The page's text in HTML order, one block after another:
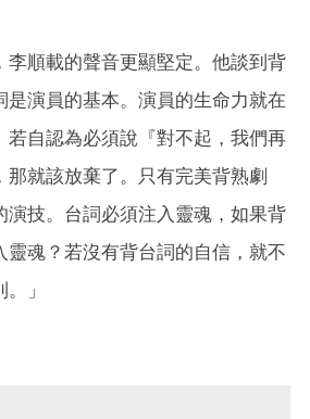
李順載的聲音更顯堅定。他談到背
是演員的基本。演員的生命力就在
若自認為必須說『對不起，我們再
那就該放棄了。只有完美背熟劇
演技。台詞必須注入靈魂，如果背
靈魂？若沒有背台詞的自信，就不
」